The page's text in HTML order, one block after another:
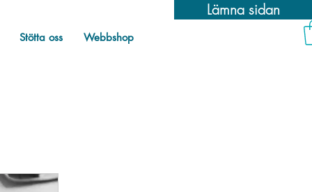
Lämna sidan
Stötta oss Webbshop